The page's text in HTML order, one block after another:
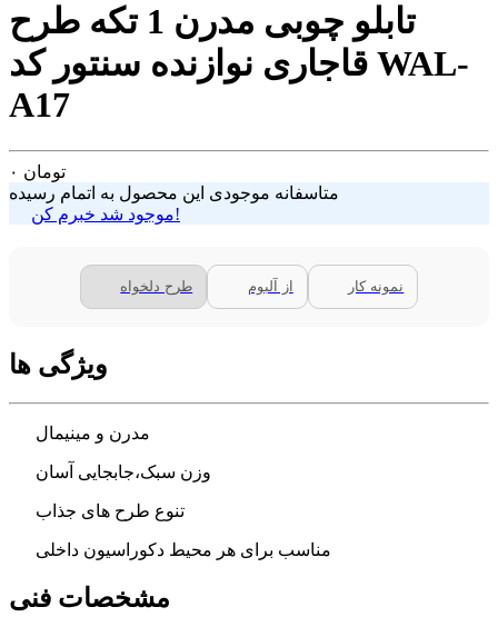
تابلو چوبی مدرن 1 تکه طرح
قاجاری نوازنده سنتور کد WAL-
A17
۰ تومان
متاسفانه موجودی این محصول به اتمام رسیده
موجود شد خبرم کن!
طرح دلخواه از آلبوم نمونه کار
ویژگی ها
مدرن و مینیمال
وزن سبک،جابجایی آسان
تنوع طرح های جذاب
مناسب برای هر محیط دکوراسیون داخلی
مشخصات فنی